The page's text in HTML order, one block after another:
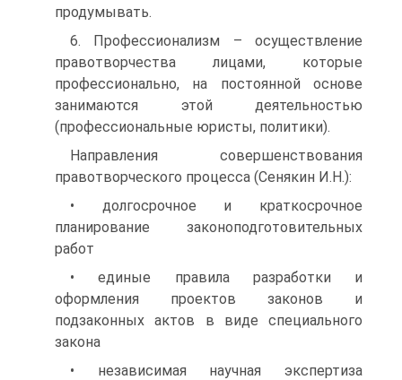
продумывать.
6. Профессионализм – осуществление
правотворчества лицами, которые
профессионально, на постоянной основе
занимаются этой деятельностью
(профессиональные юристы, политики).
Направления совершенствования
правотворческого процесса (Сенякин И.Н.):
• долгосрочное и краткосрочное
планирование законоподготовительных
работ
• единые правила разработки и
оформления проектов законов и
подзаконных актов в виде специального
закона
• независимая научная экспертиза